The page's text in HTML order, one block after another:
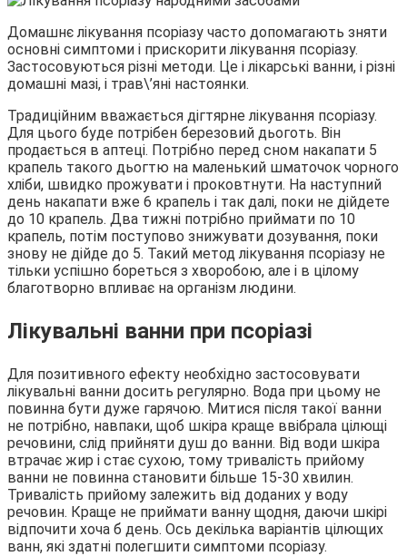
Домашнє лікування псоріазу часто допомагають зняти
основні симптоми і прискорити лікування псоріазу.
Застосовуються різні методи. Це і лікарські ванни, і різні
домашні мазі, і трав\’яні настоянки.
Традиційним вважається дігтярне лікування псоріазу.
Для цього буде потрібен березовий дьоготь. Він
продається в аптеці. Потрібно перед сном накапати 5
крапель такого дьогтю на маленький шматочок чорного
хліби, швидко прожувати і проковтнути. На наступний
день накапати вже 6 крапель і так далі, поки не дійдете
до 10 крапель. Два тижні потрібно приймати по 10
крапель, потім поступово знижувати дозування, поки
знову не дійде до 5. Такий метод лікування псоріазу не
тільки успішно бореться з хворобою, але і в цілому
благотворно впливає на організм людини.
Лікувальні ванни при псоріазі
Для позитивного ефекту необхідно застосовувати
лікувальні ванни досить регулярно. Вода при цьому не
повинна бути дуже гарячою. Митися після такої ванни
не потрібно, навпаки, щоб шкіра краще ввібрала цілющі
речовини, слід прийняти душ до ванни. Від води шкіра
втрачає жир і стає сухою, тому тривалість прийому
ванни не повинна становити більше 15-30 хвилин.
Тривалість прийому залежить від доданих у воду
речовин. Краще не приймати ванну щодня, даючи шкірі
відпочити хоча б день. Ось декілька варіантів цілющих
ванн, які здатні полегшити симптоми псоріазу.